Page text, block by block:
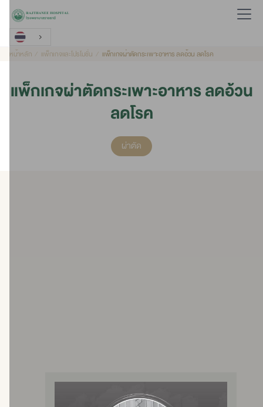
หน้าหลัก แพ็กเกจและโปรโมชั่น แพ็กเกจผ่าตัดกระเพาะอาหาร ลดอ้วน ลดโรค
แพ็กเกจผ่าตัดกระเพาะอาหาร ลดอ้วน
ลดโรค
ผ่าตัด